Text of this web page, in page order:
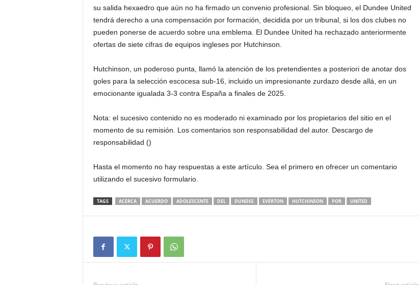
su salida hexaedro que aún no ha firmado un convenio profesional. Sin bloqueo, el Dundee United
tendrá derecho a una compensación por formación, decidida por un tribunal, si los dos clubes no
pueden ponerse de acuerdo sobre una emblema. El Dundee United ha rechazado anteriormente
ofertas de siete cifras de equipos ingleses por Hutchinson.
Hutchinson, un poderoso punta, llamó la atención de los pretendientes a posteriori de anotar dos
goles para la selección escocesa sub-16, incluido un impresionante zurdazo desde allá, en un
emocionante igualada 3-3 contra España a finales de 2025.
Nota: el sucesivo contenido no es moderado ni examinado por los propietarios del sitio en el
momento de su remisión. Los comentarios son responsabilidad del autor. Descargo de
responsabilidad ()
Hasta el momento no hay respuestas a este artículo. Sea el primero en ofrecer un comentario
utilizando el sucesivo formulario.
TAGS ACERCA ACUERDO ADOLESCENTE DEL DUNDEE EVERTON HUTCHINSON POR UNITED